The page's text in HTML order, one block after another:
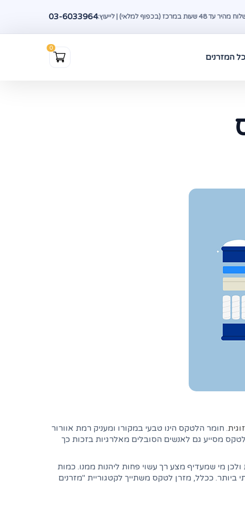
עד 48 שעות במרכז (בכפוף למלאי) | לייעוץ: 03-6033964
כל המזרנים
. חומר הלטקס הינו טבעי במקורו ומעניק רמת אוורור
מסייע גם לאנשים הסובלים מאלרגיות בזכות כך
מי שמעדיף מצע רך עשוי פחות ליהנות ממנו. כמות
ככלל, מזרן לטקס משתייך לקטגוריית "מזרנים